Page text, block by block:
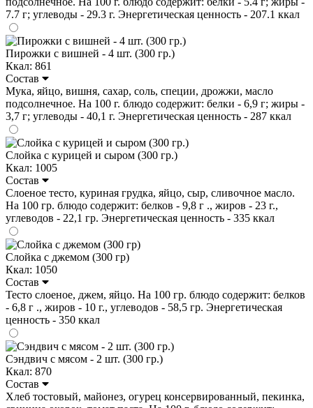
7.7 г; углеводы - 29.3 г. Энергетическая ценность - 207.1 ккал
Пирожки с вишней - 4 шт. (300 гр.)
Ккал: 861
Состав
Мука, яйцо, вишня, сахар, соль, специи, дрожжи, масло
подсолнечное. На 100 г. блюдо содержит: белки - 6,9 г; жиры -
3,7 г; углеводы - 40,1 г. Энергетическая ценность - 287 ккал
Слойка с курицей и сыром (300 гр.)
Ккал: 1005
Состав
Слоеное тесто, куриная грудка, яйцо, сыр, сливочное масло.
На 100 гр. блюдо содержит: белков - 9,8 г ., жиров - 23 г.,
углеводов - 22,1 гр. Энергетическая ценность - 335 ккал
Слойка с джемом (300 гр)
Ккал: 1050
Состав
Тесто слоеное, джем, яйцо. На 100 гр. блюдо содержит: белков
- 6,8 г ., жиров - 10 г., углеводов - 58,5 гр. Энергетическая
ценность - 350 ккал
Сэндвич с мясом - 2 шт. (300 гр.)
Ккал: 870
Состав
Хлеб тостовый, майонез, огурец консервированный, пекинка,